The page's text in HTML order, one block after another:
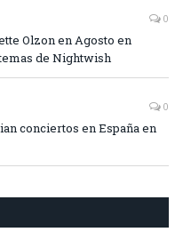
0
Olzon en Agosto en
de Nightwish
0
conciertos en España en